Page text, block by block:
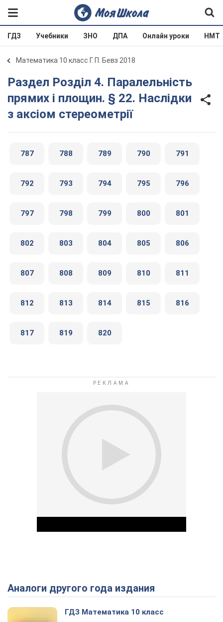
ГДЗ Учебники ЗНО ДПА Онлайн уроки НМТ
Математика 10 класс Г. П. Бевз 2018
Раздел Розділ 4. Паралельність
прямих і площин. § 22. Наслідки
з аксіом стереометрії
787 788 789 790 791
792 793 794 795 796
797 798 799 800 801
802 803 804 805 806
807 808 809 810 811
812 813 814 815 816
817 819 820
Play Video
Аналоги другого года издания
ГДЗ Математика 10 класс